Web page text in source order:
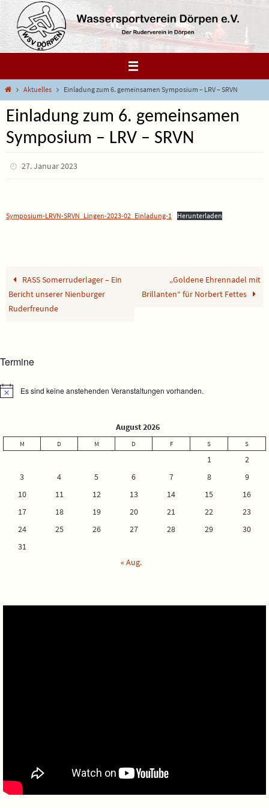
Zum
Inhalt
springen
StartAktuelles Einladung zum 6. gemeinsamen Symposium – LRV – SRVN
Einladung zum 6. gemeinsamen
Symposium – LRV – SRVN
27. Januar 2023
Symposium-LRVN-SRVN_Lingen-2023-02_Einladung-1 Herunterladen
RASS Somerruderlager – Ein
Bericht unserer Nienburger
Ruderfreunde
„Goldene Ehrennadel mit
Brillanten“ für Norbert Fettes
Termine
HinweisEs sind keine anstehenden Veranstaltungen vorhanden.
August 2026
M D M D F S S
1
2
3
4 5 6 7 8
9
10
11 12 13 14 15
16
17
18 19 20 21 22
23
24
25 26 27 28 29
30
31
« Aug.